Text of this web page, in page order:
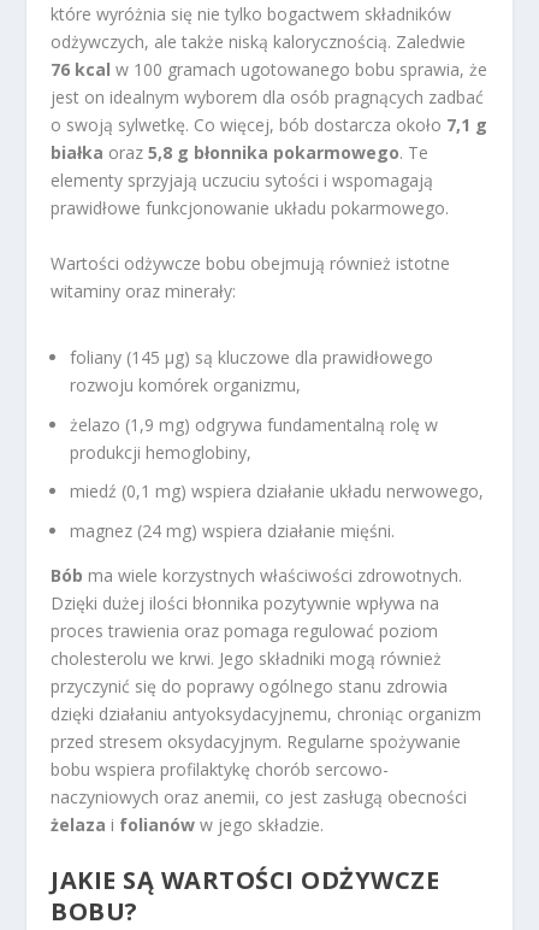
które wyróżnia się nie tylko bogactwem składników
odżywczych, ale także niską kalorycznością. Zaledwie
76 kcal w 100 gramach ugotowanego bobu sprawia, że
jest on idealnym wyborem dla osób pragnących zadbać
o swoją sylwetkę. Co więcej, bób dostarcza około 7,1 g
białka oraz5,8 g błonnika pokarmowego. Te
elementy sprzyjają uczuciu sytości i wspomagają
prawidłowe funkcjonowanie układu pokarmowego.
Wartości odżywcze bobu obejmują również istotne
witaminy oraz minerały:
foliany (145 µg) są kluczowe dla prawidłowego
rozwoju komórek organizmu,
żelazo (1,9 mg) odgrywa fundamentalną rolę w
produkcji hemoglobiny,
miedź (0,1 mg) wspiera działanie układu nerwowego,
magnez (24 mg) wspiera działanie mięśni.
Bób ma wiele korzystnych właściwości zdrowotnych.
Dzięki dużej ilości błonnika pozytywnie wpływa na
proces trawienia oraz pomaga regulować poziom
cholesterolu we krwi. Jego składniki mogą również
przyczynić się do poprawy ogólnego stanu zdrowia
dzięki działaniu antyoksydacyjnemu, chroniąc organizm
przed stresem oksydacyjnym. Regularne spożywanie
bobu wspiera profilaktykę chorób sercowo-
naczyniowych oraz anemii, co jest zasługą obecności
żelaza i folianów w jego składzie.
JAKIE SĄ WARTOŚCI ODŻYWCZE
BOBU?